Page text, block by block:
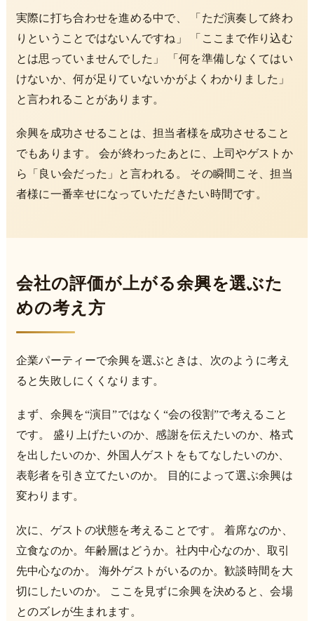
実際に打ち合わせを進める中で、 「ただ演奏して終わ
りということではないんですね」 「ここまで作り込む
とは思っていませんでした」 「何を準備しなくてはい
けないか、何が足りていないかがよくわかりました」
と言われることがあります。
余興を成功させることは、担当者様を成功させること
でもあります。 会が終わったあとに、上司やゲストか
ら「良い会だった」と言われる。 その瞬間こそ、担当
者様に一番幸せになっていただきたい時間です。
会社の評価が上がる余興を選ぶた
めの考え方
企業パーティーで余興を選ぶときは、次のように考え
ると失敗しにくくなります。
まず、余興を“演目”ではなく“会の役割”で考えること
です。 盛り上げたいのか、感謝を伝えたいのか、格式
を出したいのか、外国人ゲストをもてなしたいのか、
表彰者を引き立てたいのか。 目的によって選ぶ余興は
変わります。
次に、ゲストの状態を考えることです。 着席なのか、
立食なのか。年齢層はどうか。社内中心なのか、取引
先中心なのか。 海外ゲストがいるのか。歓談時間を大
切にしたいのか。 ここを見ずに余興を決めると、会場
とのズレが生まれます。